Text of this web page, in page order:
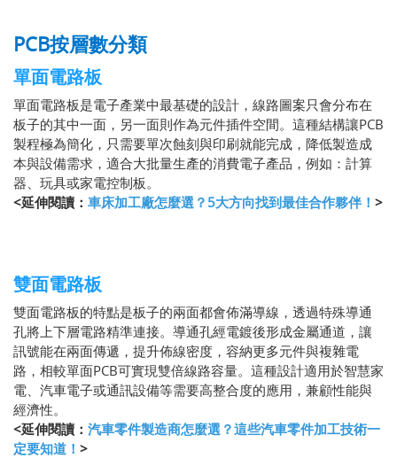
PCB按層數分類
單面電路板
單面電路板是電子產業中最基礎的設計，線路圖案只會分布在
板子的其中一面，另一面則作為元件插件空間。這種結構讓PCB
製程極為簡化，只需要單次蝕刻與印刷就能完成，降低製造成
本與設備需求，適合大批量生產的消費電子產品，例如：計算
器、玩具或家電控制板。
<延伸閱讀： 車床加工廠怎麼選？5大方向找到最佳合作夥伴！ >
雙面電路板
雙面電路板的特點是板子的兩面都會佈滿導線，透過特殊導通
孔將上下層電路精準連接。導通孔經電鍍後形成金屬通道，讓
訊號能在兩面傳遞，提升佈線密度，容納更多元件與複雜電
路，相較單面PCB可實現雙倍線路容量。這種設計適用於智慧家
電、汽車電子或通訊設備等需要高整合度的應用，兼顧性能與
經濟性。
<延伸閱讀： 汽車零件製造商怎麼選？這些汽車零件加工技術一
定要知道！ >